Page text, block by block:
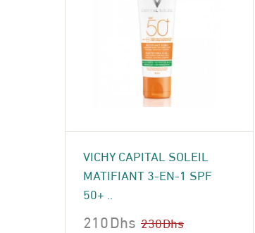
VICHY CAPITAL SOLEIL
MATIFIANT 3-EN-1 SPF
50+ ..
230Dhs
210Dhs